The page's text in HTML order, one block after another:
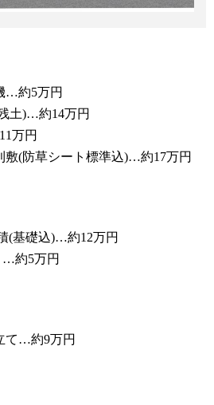
約5万円
)…約14万円
万円
(防草シート標準込)…約17万円
基礎込)…約12万円
約5万円
…約9万円